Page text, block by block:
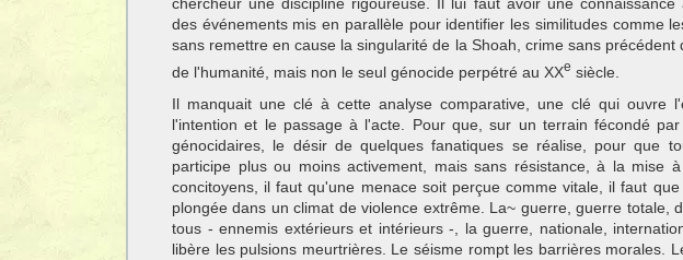
chercheur une discipline rigoureuse. Il lui faut avoir une connaissance
des événe­ments mis en parallèle pour identifier les similitudes comme
sans remettre en cause la singularité de la Shoah, crime sans précédent
de l'humanité, mais non le seul génocide per­pétré au XXe siècle.
Il manquait une clé à cette analyse comparative, une clé qui ouvre
l'intention et le passage à l'acte. Pour que, sur un terrain fécondé
génocidaires, le désir de quelques fanatiques se réalise, pour que
participe plus ou moins activement, mais sans résistance, à la mise
concitoyens, il faut qu'une menace soit perçue comme vitale, il faut
plongée dans un climat de violence extrême. La~ guerre, guerre totale,
tous - ennemis extérieurs et intérieurs -, la guerre, nationale,
libère les pulsions meur­trières. Le séisme rompt les barrières morales.